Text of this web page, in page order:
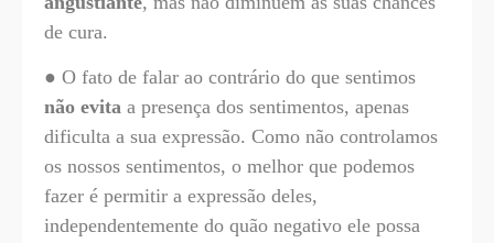
de cura.
● O fato de falar ao contrário do que sentimos
não evita a presença dos sentimentos, apenas
dificulta a sua expressão. Como não controlamos
os nossos sentimentos, o melhor que podemos
fazer é permitir a expressão deles,
independentemente do quão negativo ele possa